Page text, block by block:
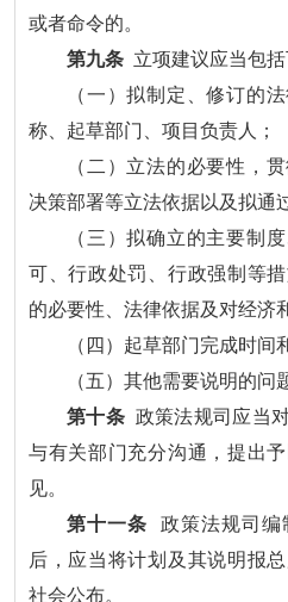
或者命令的。
第九条 立项建议应当包括
（一）拟制定、修订的
称、起草部门、项目负责人；
（二）立法的必要性，
决策部署等立法依据以及拟通
（三）拟确立的主要制
可、行政处罚、行政强制等
的必要性、法律依据及对经济
（四）起草部门完成时间
（五）其他需要说明的问
第十条 政策法规司应当
与有关部门充分沟通，提出
见。
第十一条 政策法规司编
后，应当将计划及其说明报
社会公布。